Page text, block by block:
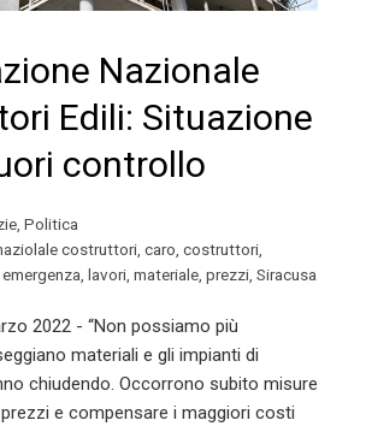
Nazionale
Edili: Situazione
controllo
, Politica
costruttori, caro, costruttori,
emergenza, lavori, materiale, prezzi, Siracusa
2022 - “Non possiamo più
materiali e gli impianti di
chiudendo. Occorrono subito misure
e compensare i maggiori costi